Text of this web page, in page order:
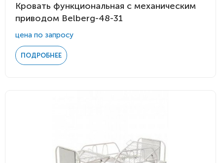
Кровать функциональная c механическим
приводом Belberg-48-31
цена по запросу
ПОДРОБНЕЕ